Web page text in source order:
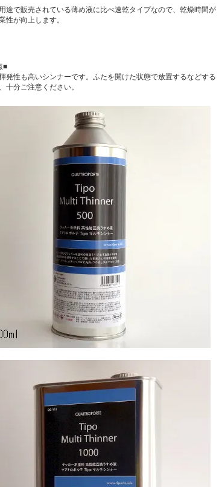
途で販売されている薄め液に比べ速乾タイプなので、乾燥時間が
性が向上します。
■
発性も高いシンナーです。ふたを開けた状態で放置するなどする
十分ご注意ください。